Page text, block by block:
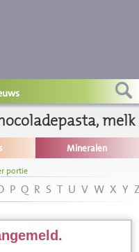
melk
Mineralen
portie
P Q R S T U V W X Y